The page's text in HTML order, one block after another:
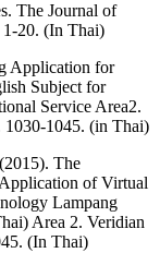
The Journal of
20. (In Thai)
Application for
Subject for
Service Area2.
1030-1045. (in Thai)
The
of Virtual
Lampang
Area 2. Veridian
(In Thai)